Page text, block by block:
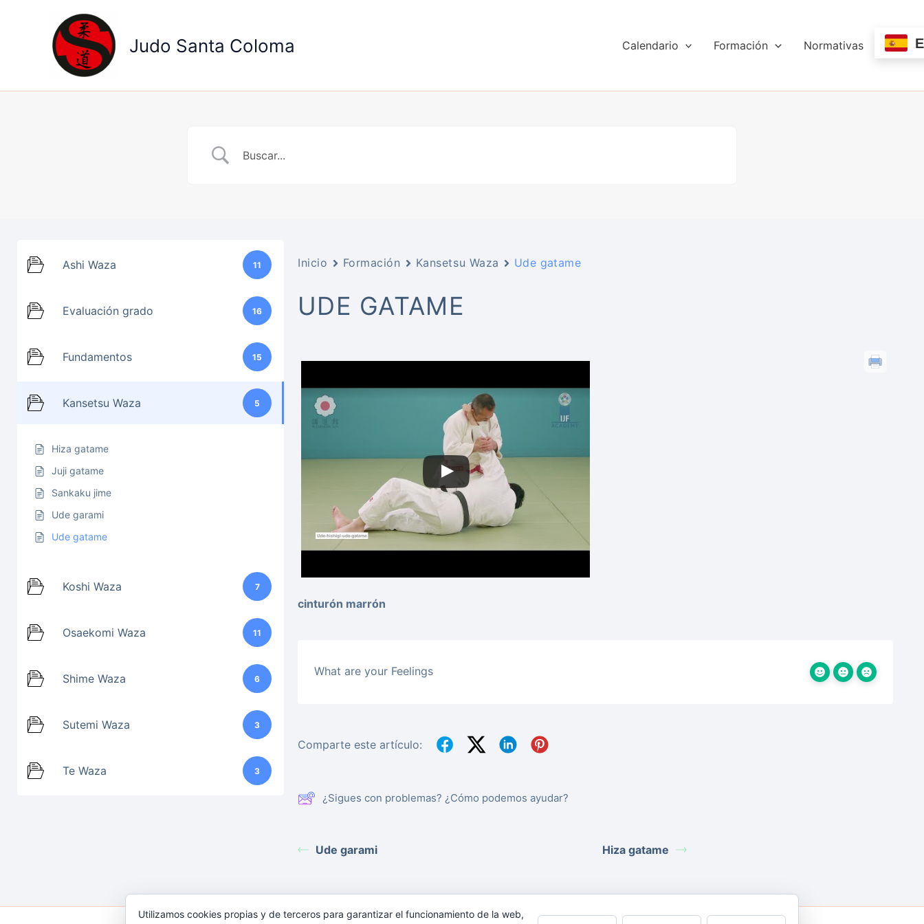
Judo Santa Coloma Calendario Formación Normativas
Ashi Waza 11
Evaluación grado 16
Fundamentos 15
Kansetsu Waza 5
Hiza gatame
Juji gatame
Sankaku jime
Ude garami
Ude gatame
Koshi Waza 7
Osaekomi Waza 11
Shime Waza 6
Sutemi Waza 3
Te Waza 3
Inicio Formación Kansetsu Waza Ude gatame
UDE GATAME
cinturón marrón
What are your Feelings
Comparte este artículo:
¿Sigues con problemas? ¿Cómo podemos ayudar?
Ude garami Hiza gatame
Utilizamos cookies propias y de terceros para garantizar el funcionamiento de la web,